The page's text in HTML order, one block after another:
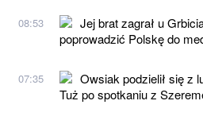
08:53
Jej brat zagrał u
poprowadzić Polskę do
07:35
Owsiak podzielił się z
Tuż po spotkaniu z